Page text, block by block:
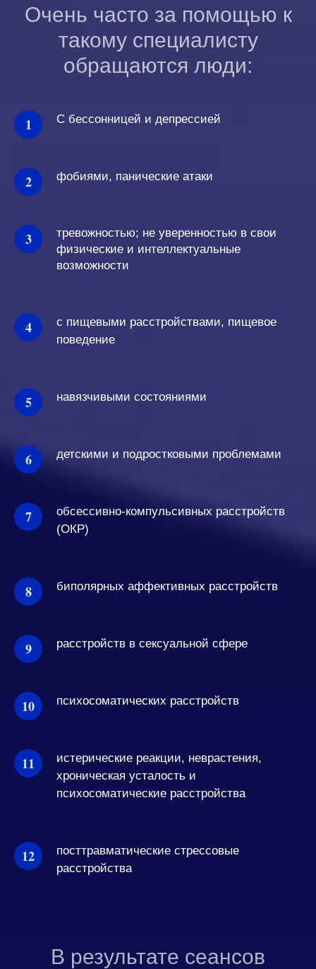
Очень часто за помощью к
такому специалисту
обращаются люди:
С бессонницей и депрессией
фобиями, панические атаки
тревожностью; не уверенностью в свои
физические и интеллектуальные
возможности
с пищевыми расстройствами, пищевое
поведение
навязчивыми состояниями
детскими и подростковыми проблемами
обсессивно-компульсивных расстройств
(ОКР)
биполярных аффективных расстройств
расстройств в сексуальной сфере
психосоматических расстройств
истерические реакции, неврастения,
хроническая усталость и
психосоматические расстройства
посттравматические стрессовые
расстройства
В результате сеансов